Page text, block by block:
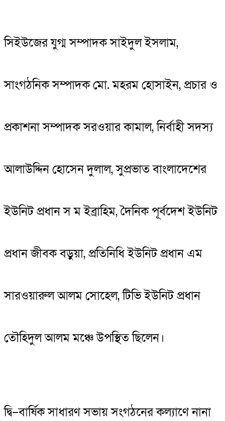
সিইউজের যুগ্ম সম্পাদক সাইদুল ইসলাম,
সাংগঠনিক সম্পাদক মো. মহরম হোসাইন, প্রচার ও
প্রকাশনা সম্পাদক সরওয়ার কামাল, নির্বাহী সদস্য
আলাউদ্দিন হোসেন দুলাল, সুপ্রভাত বাংলাদেশের
ইউনিট প্রধান স ম ইব্রাহিম, দৈনিক পূর্বদেশ ইউনিট
প্রধান জীবক বড়ুয়া, প্রতিনিধি ইউনিট প্রধান এম
সারওয়ারুল আলম সোহেল, টিভি ইউনিট প্রধান
তৌহিদুল আলম মঞ্চে উপস্থিত ছিলেন।
দ্বি–বার্ষিক সাধারণ সভায় সংগঠনের কল্যাণে নানা